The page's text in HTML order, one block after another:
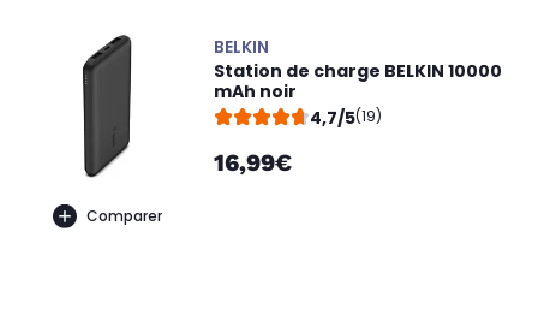
Comparer
BELKIN
Station de charge BELKIN 10000
mAh noir
4,7/5(19)
16,99€